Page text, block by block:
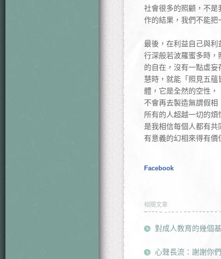
社會很多的照顧，不
作的結果，我們不能
最後，在利益自己與
行深般若波羅蜜多時
的自在，沒有一點虛
慧時，就能「照見五
體，它是全然的空性
不會再去製造無謂假
所有的人超越一切的
是我相信每個人都有
有意義的幻相來得有
Facebook
相關文章
對成人教育的幾個
心聲長流：謝謝你們